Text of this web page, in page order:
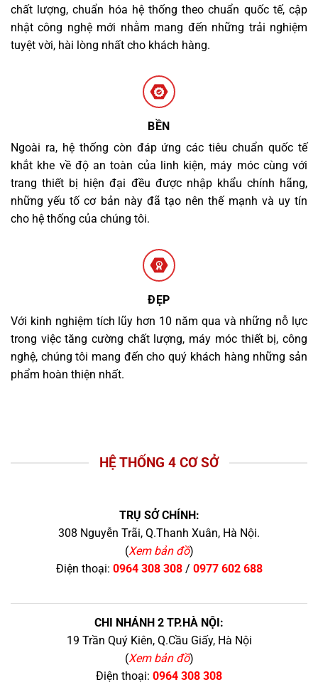
chất lượng, chuẩn hóa hệ thống theo chuẩn quốc tế, cập
nhật công nghệ mới nhằm mang đến những trải nghiệm
tuyệt vời, hài lòng nhất cho khách hàng.
BỀN
Ngoài ra, hệ thống còn đáp ứng các tiêu chuẩn quốc tế
khắt khe về độ an toàn của linh kiện, máy móc cùng với
trang thiết bị hiện đại đều được nhập khẩu chính hãng,
những yếu tố cơ bản này đã tạo nên thế mạnh và uy tín
cho hệ thống của chúng tôi.
ĐẸP
Với kinh nghiệm tích lũy hơn 10 năm qua và những nỗ lực
trong việc tăng cường chất lượng, máy móc thiết bị, công
nghệ, chúng tôi mang đến cho quý khách hàng những sản
phẩm hoàn thiện nhất.
HỆ THỐNG 4 CƠ SỞ
TRỤ SỞ CHÍNH:
308 Nguyễn Trãi, Q.Thanh Xuân, Hà Nội.
(Xem bản đồ)
Điện thoại: 0964 308 308/ 0977 602 688
CHI NHÁNH 2 TP.HÀ NỘI:
19 Trần Quý Kiên, Q.Cầu Giấy, Hà Nội
(Xem bản đồ)
Điện thoại: 0964 308 308